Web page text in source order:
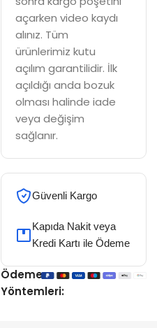
açarken video kaydı
alınız. Tüm
ürünlerimiz kutu
açılım garantilidir. İlk
açıldığı anda bozuk
olması halinde iade
veya değişim
sağlanır.
Güvenli Kargo
Kapıda Nakit veya
Kredi Kartı ile Ödeme
Ödeme
Yöntemleri: